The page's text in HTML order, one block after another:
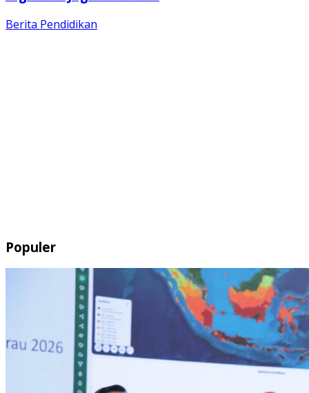
Berita Pendidikan
Populer